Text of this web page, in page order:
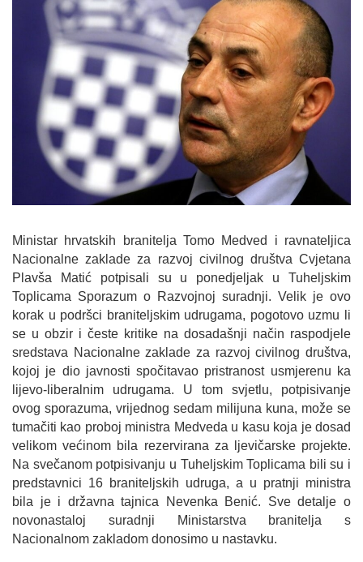
Ministar hrvatskih branitelja Tomo Medved i ravnateljica
Nacionalne zaklade za razvoj civilnog društva Cvjetana
Plavša Matić potpisali su u ponedjeljak u Tuheljskim
Toplicama Sporazum o Razvojnoj suradnji. Velik je ovo
korak u podršci braniteljskim udrugama, pogotovo uzmu li
se u obzir i česte kritike na dosadašnji način raspodjele
sredstava Nacionalne zaklade za razvoj civilnog društva,
kojoj je dio javnosti spočitavao pristranost usmjerenu ka
lijevo-liberalnim udrugama. U tom svjetlu, potpisivanje
ovog sporazuma, vrijednog sedam milijuna kuna, može se
tumačiti kao proboj ministra Medveda u kasu koja je dosad
velikom većinom bila rezervirana za ljevičarske projekte.
Na svečanom potpisivanju u Tuheljskim Toplicama bili su i
predstavnici 16 braniteljskih udruga, a u pratnji ministra
bila je i državna tajnica Nevenka Benić. Sve detalje o
novonastaloj suradnji Ministarstva branitelja s
Nacionalnom zakladom donosimo u nastavku.